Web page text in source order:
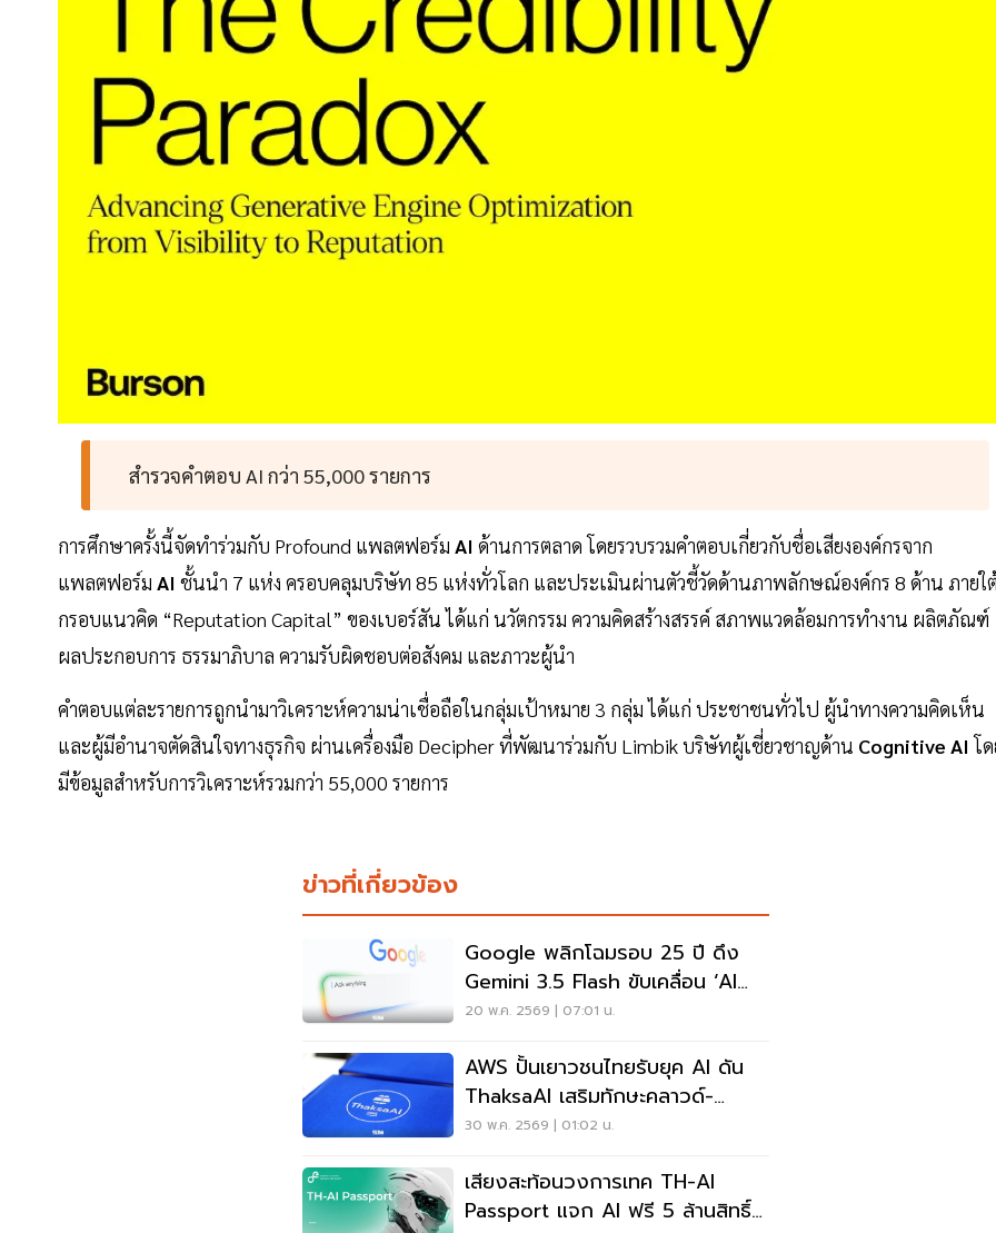
สำรวจคำตอบ AI กว่า 55,000 รายการ
การศึกษาครั้งนี้จัดทำร่วมกับ Profound แพลตฟอร์ม AI ด้านการตลาด โดยรวบรวมคำตอบเกี่ยวกับชื่อเสียงองค์กรจาก
แพลตฟอร์ม AI ชั้นนำ 7 แห่ง ครอบคลุมบริษัท 85 แห่งทั่วโลก และประเมินผ่านตัวชี้วัดด้านภาพลักษณ์องค์กร 8 ด้าน ภายใ
กรอบแนวคิด “Reputation Capital” ของเบอร์สัน ได้แก่ นวัตกรรม ความคิดสร้างสรรค์ สภาพแวดล้อมการทำงาน ผลิตภัณฑ์
ผลประกอบการ ธรรมาภิบาล ความรับผิดชอบต่อสังคม และภาวะผู้นำ
คำตอบแต่ละรายการถูกนำมาวิเคราะห์ความน่าเชื่อถือในกลุ่มเป้าหมาย 3 กลุ่ม ได้แก่ ประชาชนทั่วไป ผู้นำทางความคิดเห็น
และผู้มีอำนาจตัดสินใจทางธุรกิจ ผ่านเครื่องมือ Decipher ที่พัฒนาร่วมกับ Limbik บริษัทผู้เชี่ยวชาญด้าน Cognitive AI โ
มีข้อมูลสำหรับการวิเคราะห์รวมกว่า 55,000 รายการ
ข่าวที่เกี่ยวข้อง
Google พลิกโฉมรอบ 25 ปี ดึง
Gemini 3.5 Flash ขับเคลื่อน ‘AI
Search’
20 พ.ค. 2569 | 07:01 น.
AWS ปั้นเยาวชนไทยรับยุค AI ดัน
ThaksaAI เสริมทักษะคลาวด์-
Generative AI
30 พ.ค. 2569 | 01:02 น.
เสียงสะท้อนวงการเทค TH-AI
Passport แจก AI ฟรี 5 ล้านสิทธิ์